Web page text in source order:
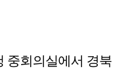
중회의실에서 경북